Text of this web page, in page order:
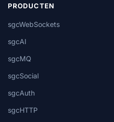
PRODUCTEN
sgcWebSockets
sgcAI
sgcMQ
sgcSocial
sgcAuth
sgcHTTP